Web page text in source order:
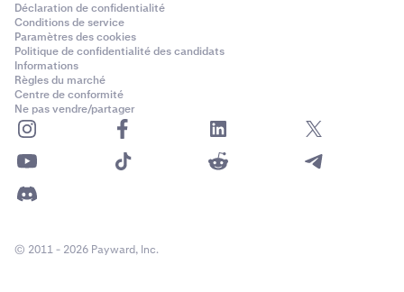
Déclaration de confidentialité
Conditions de service
Paramètres des cookies
Politique de confidentialité des candidats
Informations
Règles du marché
Centre de conformité
Ne pas vendre/partager
© 2011 - 2026 Payward, Inc.